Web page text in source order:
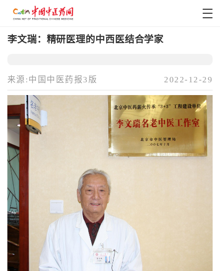
李文瑞：精研医理的中西医结合学家
来源:中国中医药报3版 2022-12-29